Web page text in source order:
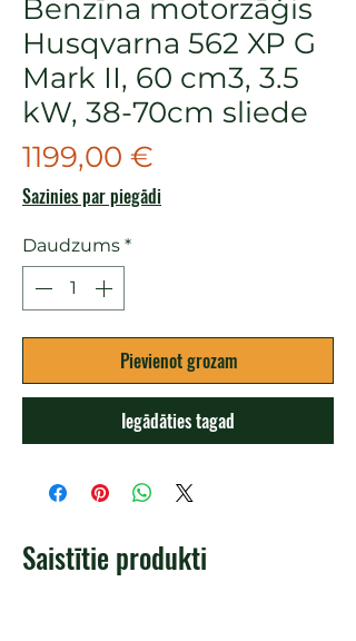
Benzīna motorzāģis
Husqvarna 562 XP G
Mark II, 60 cm3, 3.5
kW, 38-70cm sliede
1199,00 €
Sazinies par piegādi
Daudzums *
Pievienot grozam
Iegādāties tagad
Saistītie produkti